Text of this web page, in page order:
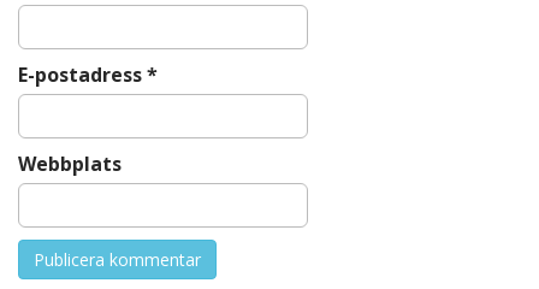
E-postadress*
Webbplats